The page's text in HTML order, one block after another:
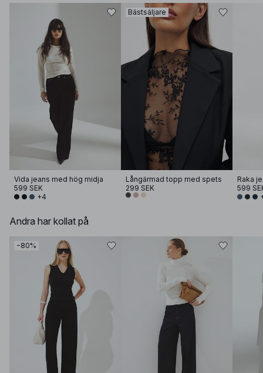
Vida jeans med hög midja
599 SEK
+4
Bästsäljare
Långärmad topp med spets
299 SEK
599
Andra har kollat på
−80%